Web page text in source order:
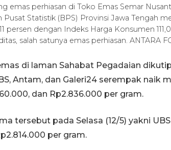
emas perhiasan di Toko Emas Semar
Pusat Statistik (BPS) Provinsi Jawa Tengah
persen dengan Indeks Harga Konsumen
salah satunya emas perhiasan. ANTARA
di laman Sahabat Pegadaian
Antam, dan Galeri24 serempak naik
dan Rp2.836.000 per gram.
tersebut pada Selasa (12/5) yakni
per gram.